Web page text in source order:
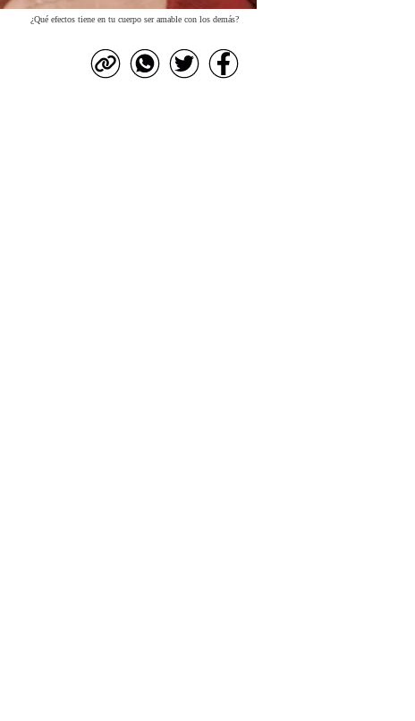
¿Qué efectos tiene en tu cuerpo ser amable con los demás?